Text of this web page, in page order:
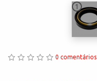
1
0 comentários